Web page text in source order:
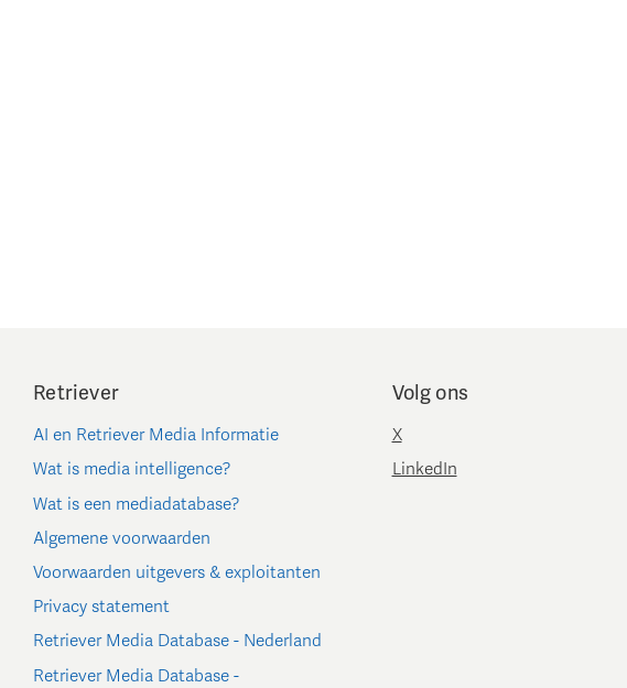
Retriever
AI en Retriever Media Informatie
Wat is media intelligence?
Wat is een mediadatabase?
Algemene voorwaarden
Voorwaarden uitgevers & exploitanten
Privacy statement
Retriever Media Database - Nederland
Retriever Media Database -
Volg ons
X
LinkedIn